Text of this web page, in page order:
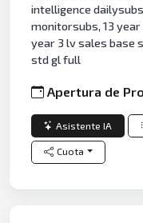
intelligence
monitorsubs, 13
year 3 lv sales base
std gl full
Apertura de
Asistente IA
Cuota